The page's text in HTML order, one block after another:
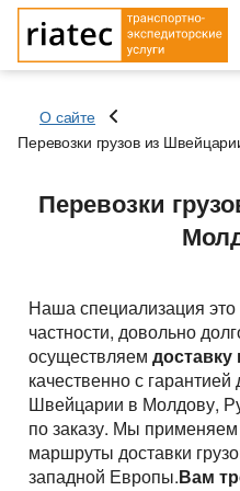
Меню
Перевозки
Основные типы
Тентованный,
Рефрижератор
Автопоезд c Прицепом
Мегатрейлер. Объём
Типы перевозок
Автомобильные
Перевозки сборных
Морские перевозки
Морские грузоперевозки
Ж.Д. грузоперевозки
Заказ услуг
Биржа: Транспорт и грузы
О сайте
Перевозки грузов из
Перевозки
Страна загрузки
Город выгрузки
Наименование груза
Дата погрузки
Тип транспорта
Вес груза (т)
Наша специализация
частности, довольно
осуществляем
качественно с
Швейцарии в Молдову,
по заказу. Мы
маршруты доставки
западной Европы.Вам
Город загрузки
Страна выгрузки
Дата погрузки
Тип транспорта
Вес груза (т)
Объем груза
Город загрузки
Страна выгрузки
Свободен с
Вес груза (т)
Объем груза
Компания